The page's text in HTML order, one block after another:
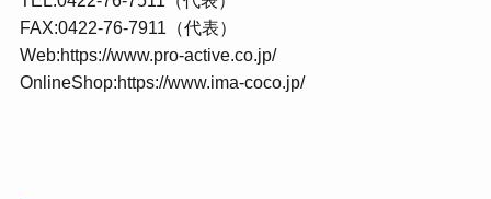
FAX:0422-76-7911（代表）
Web:https://www.pro-active.co.jp/
OnlineShop:https://www.ima-coco.jp/